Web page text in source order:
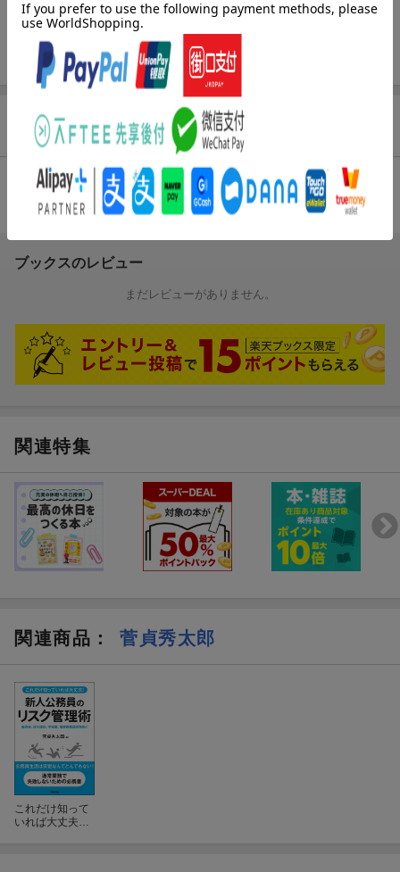
の防止
第4部 頭を整理しよう！伝票の項目別ポイントとトラブルにつな
がる仕事チェックリスト
商品レビュー（1件）
総合評価：
条件に満たないため、評価は表示できません。
ブックスのレビュー
まだレビューがありません。
関連特集
関連商品 ： 菅貞秀太郎
これだけ知って
いれば大丈夫！